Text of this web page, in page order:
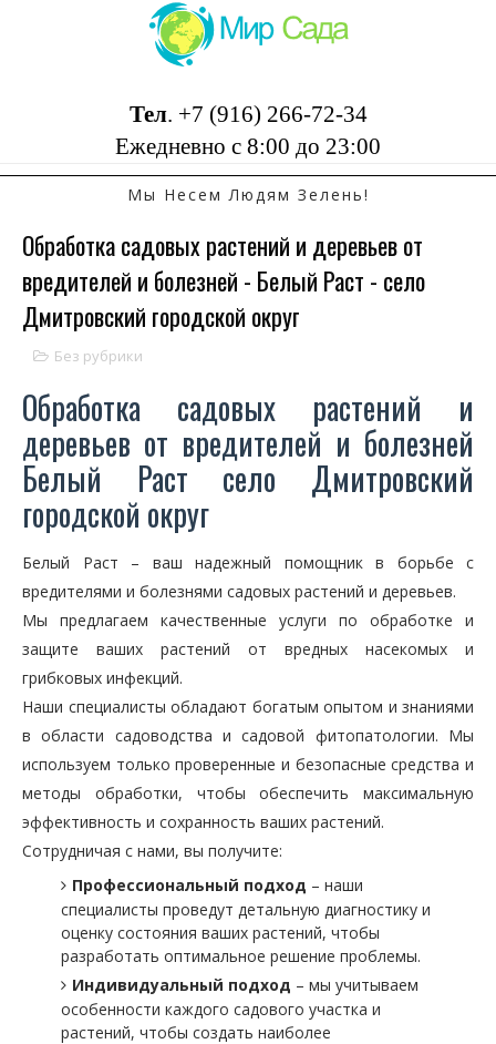
Тел. +7 (916) 266-72-34
Ежедневно с 8:00 до 23:00
Мы Несем Людям Зелень!
Обработка садовых растений и деревьев от
вредителей и болезней - Белый Раст - село
Дмитровский городской округ
Без рубрики
Обработка садовых растений и
деревьев от вредителей и болезней
Белый Раст село Дмитровский
городской округ
Белый Раст – ваш надежный помощник в борьбе с
вредителями и болезнями садовых растений и деревьев.
Мы предлагаем качественные услуги по обработке и
защите ваших растений от вредных насекомых и
грибковых инфекций.
Наши специалисты обладают богатым опытом и знаниями
в области садоводства и садовой фитопатологии. Мы
используем только проверенные и безопасные средства и
методы обработки, чтобы обеспечить максимальную
эффективность и сохранность ваших растений.
Сотрудничая с нами, вы получите:
Профессиональный подход – наши
специалисты проведут детальную диагностику и
оценку состояния ваших растений, чтобы
разработать оптимальное решение проблемы.
Индивидуальный подход – мы учитываем
особенности каждого садового участка и
растений, чтобы создать наиболее